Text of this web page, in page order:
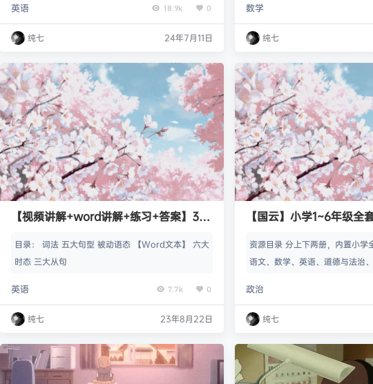
洪恩小乌龟学英语17VCD 洪恩小乌龟学美语 洪恩宝
宝学音乐4集 洪恩双语绘本 洪恩儿童英语 洪恩Supe
儿英语家庭版8集 洪恩Hello Teddy英语全48集 001
-洪恩G…
英语 18.9k 0
纯七 24年7月11日
数学
纯七
【视频讲解+word讲解+练习+答案】30
目录： 词法 五大句型 被动语态 【Word文本】 六大
时态 三大从句
英语 7.7k 0
纯七 23年8月22日
【国云】小学1~6年级全
治、音乐、美术、科学）
资源目录 分上下两册，内置小学
语文、数学、英语、道德与法治
年级起）、道德与法治、音乐、
一年级下 二年级上 二年级下 三
级下 资源获取 https://
政治
纯七